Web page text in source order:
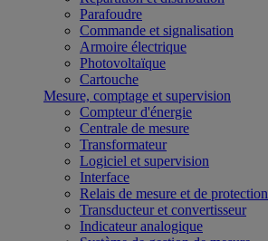
Parafoudre
Commande et signalisation
Armoire électrique
Photovoltaïque
Cartouche
Mesure, comptage et supervision
Compteur d'énergie
Centrale de mesure
Transformateur
Logiciel et supervision
Interface
Relais de mesure et de protection
Transducteur et convertisseur
Indicateur analogique